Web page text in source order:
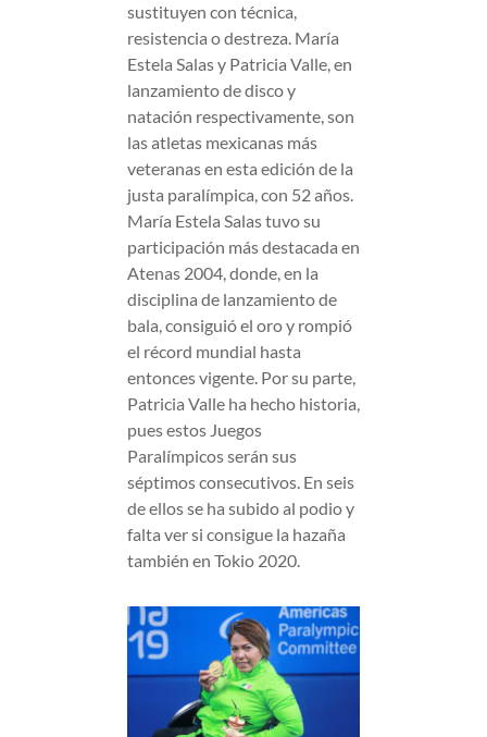
sustituyen con técnica,
resistencia o destreza. María
Estela Salas y Patricia Valle, en
lanzamiento de disco y
natación respectivamente, son
las atletas mexicanas más
veteranas en esta edición de la
justa paralímpica, con 52 años.
María Estela Salas tuvo su
participación más destacada en
Atenas 2004, donde, en la
disciplina de lanzamiento de
bala, consiguió el oro y rompió
el récord mundial hasta
entonces vigente. Por su parte,
Patricia Valle ha hecho historia,
pues estos Juegos
Paralímpicos serán sus
séptimos consecutivos. En seis
de ellos se ha subido al podio y
falta ver si consigue la hazaña
también en Tokio 2020.